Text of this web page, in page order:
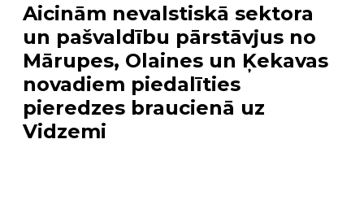
Aicinām nevalstiskā sektora
un pašvaldību pārstāvjus no
Mārupes, Olaines un Ķekavas
novadiem piedalīties
pieredzes braucienā uz
Vidzemi